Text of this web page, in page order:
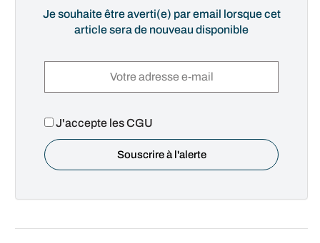
Je souhaite être averti(e) par email lorsque cet
article sera de nouveau disponible
J'accepte les CGU